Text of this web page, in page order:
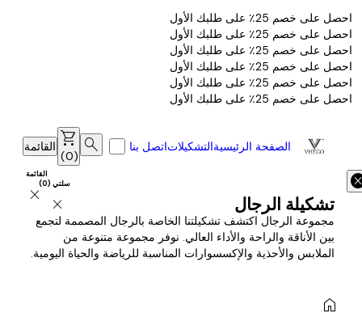
احصل على خصم 25٪ على طلبك الأول
احصل على خصم 25٪ على طلبك الأول
احصل على خصم 25٪ على طلبك الأول
احصل على خصم 25٪ على طلبك الأول
احصل على خصم 25٪ على طلبك الأول
احصل على خصم 25٪ على طلبك الأول
الصفحة الرئيسيةالتشكيلاتاتصل بنا
search
shopping_cart
(
0
)
سلتي (
0
)
close
القائمة
القائمة
close تشكيلة الرجال
مجموعة الرجال اكتشف تشكيلتنا الخاصة بالرجال المصممة لتجمع
بين الأناقة والراحة والأداء العالي. نوفر مجموعة متنوعة من
الملابس والأحذية والإكسسوارات المناسبة للرياضة والحياة اليومية.
home